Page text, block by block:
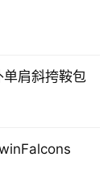
单肩斜挎鞍包